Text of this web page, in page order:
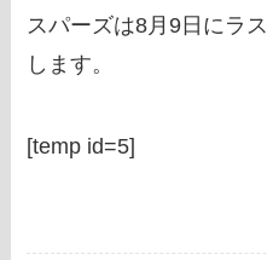
スパーズは8月9日にラ
します。
[temp id=5]